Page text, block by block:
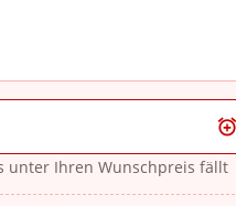
unter Ihren Wunschpreis fällt